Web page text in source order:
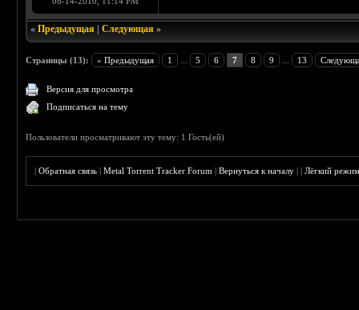
«Предыдущая |Следующая »
Страницы (13): « Предыдущая 1 5 6 7 8 9 13
Версия для просмотра
Подписаться на тему
Пользователи просматривают эту тему: 1 Гость(ей)
|Обратная связь |Metal Torrent Tracker Forum |Вернуться к началу ||Лёгкий